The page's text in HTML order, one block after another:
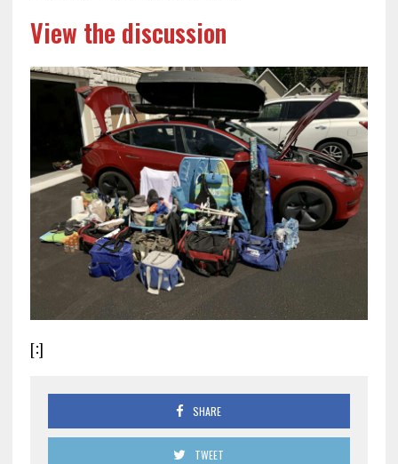
View the discussion
[:]
SHARE
TWEET